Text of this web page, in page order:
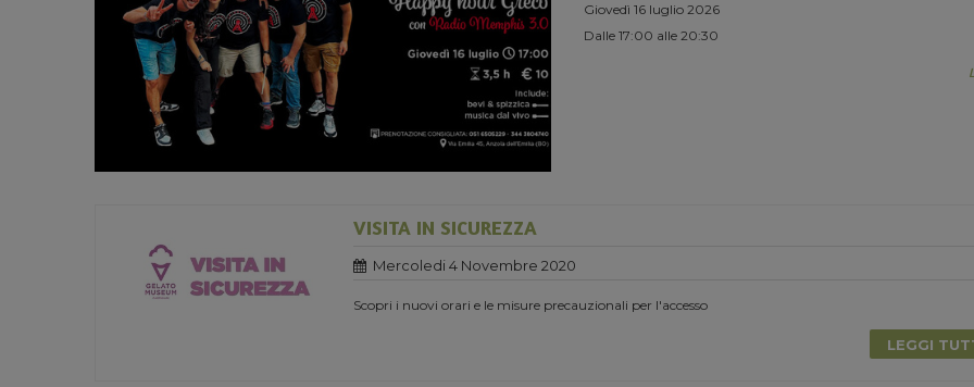
Giovedì 16 luglio 2026
Dalle 17:00 alle 20:30
VISITA IN SICUREZZA
Mercoledi 4 Novembre 2020
Scopri i nuovi orari e le misure precauzionali per l'accesso
LEGGI